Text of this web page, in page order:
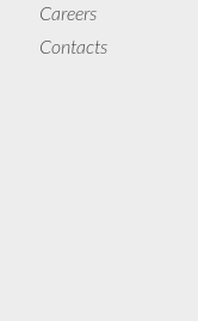
Careers
Contacts